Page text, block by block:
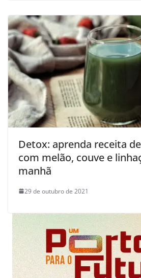
Detox: aprenda receita
com melão, couve e
manhã
29 de outubro de 2021